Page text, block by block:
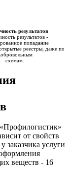
результатов
результатов -
попадание
реестры, даже по
схемам.
от свойств
заказчика услуги
веществ - 16